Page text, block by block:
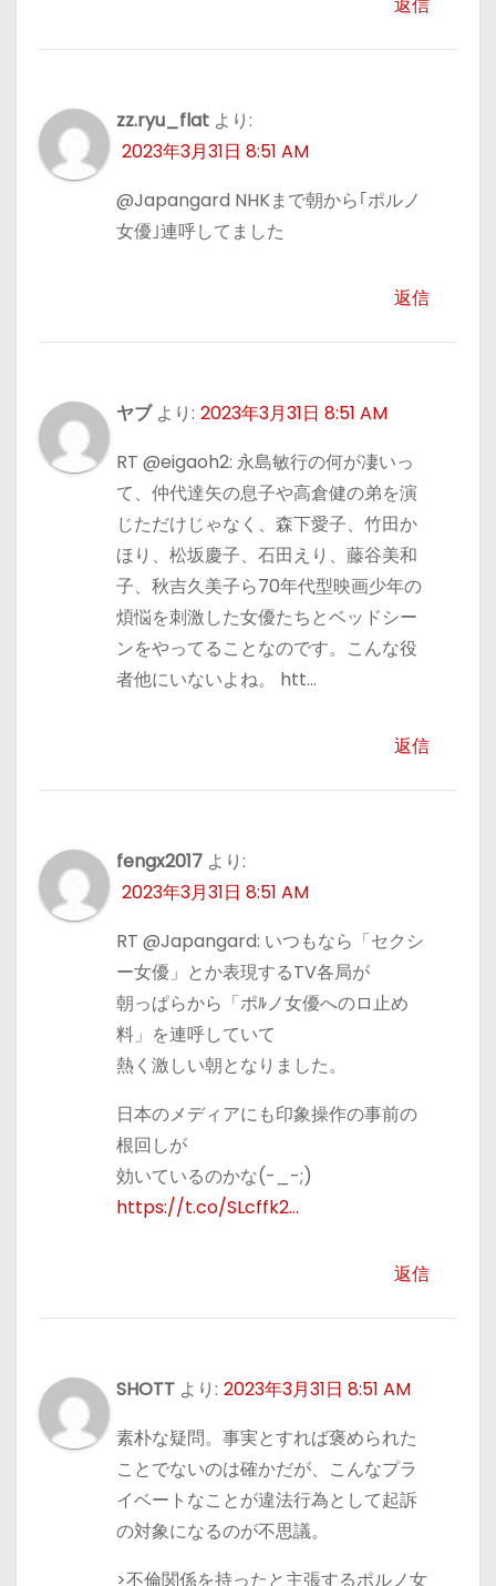
zz.ryu_flat より:
2023年3月31日 8:51 AM
@Japangard NHKまで朝から｢ポルノ
女優｣連呼してました
返信
ヤブ より: 2023年3月31日 8:51 AM
RT @eigaoh2: 永島敏行の何が凄いっ
て、仲代達矢の息子や高倉健の弟を演
じただけじゃなく、森下愛子、竹田か
ほり、松坂慶子、石田えり、藤谷美和
子、秋吉久美子ら70年代型映画少年の
煩悩を刺激した女優たちとベッドシー
ンをやってることなのです。こんな役
者他にいないよね。 htt…
返信
fengx2017 より:
2023年3月31日 8:51 AM
RT @Japangard: いつもなら「セクシ
ー女優」とか表現するTV各局が
朝っぱらから「ポﾙノ女優へのロ止め
料」を連呼していて
熱く激しい朝となりました。
日本のメディアにも印象操作の事前の
根回しが
効いているのかな(-_-;)
https://t.co/SLcffk2…
返信
SHOTT より: 2023年3月31日 8:51 AM
素朴な疑問。事実とすれば褒められた
ことでないのは確かだが、こんなプラ
イベートなことが違法行為として起訴
の対象になるのが不思議。
>不倫関係を持ったと主張するポルノ女